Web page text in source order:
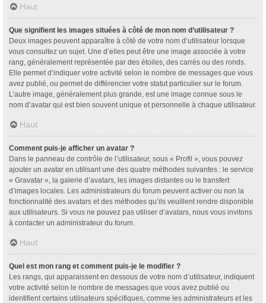
Haut
Que signifient les images situées à côté de mon nom d’utilisateur ?
Deux images peuvent apparaître à côté de votre nom d’utilisateur lorsque
vous consultez un sujet. Une d’elles peut être une image associée à votre
rang, généralement représentée par des étoiles, des carrés ou des ronds.
Elle permet d’indiquer votre activité selon le nombre de messages que vous
avez publié, ou permet de différencier votre statut particulier sur le forum.
L’autre image, généralement plus grande, est une image connue sous le
nom d’avatar qui est bien souvent unique et personnelle à chaque utilisateur.
Haut
Comment puis-je afficher un avatar ?
Dans le panneau de contrôle de l’utilisateur, sous « Profil », vous pouvez
ajouter un avatar en utilisant une des quatre méthodes suivantes : le service
« Gravatar », la galerie d’avatars, les images distantes ou le transfert
d’images locales. Les administrateurs du forum peuvent activer ou non la
fonctionnalité des avatars et des méthodes qu’ils veuillent rendre disponible
aux utilisateurs. Si vous ne pouvez pas utiliser d’avatars, nous vous invitons
à contacter un administrateur du forum.
Haut
Quel est mon rang et comment puis-je le modifier ?
Les rangs, qui apparaissent en dessous de votre nom d’utilisateur, indiquent
votre activité selon le nombre de messages que vous avez publié ou
identifient certains utilisateurs spécifiques, comme les administrateurs et les